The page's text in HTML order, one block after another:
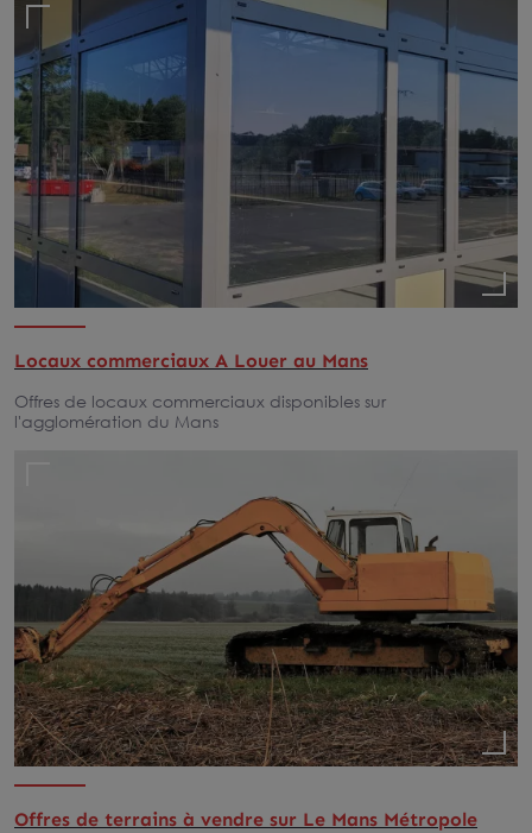
Locaux commerciaux A Louer au Mans
Offres de locaux commerciaux disponibles sur
l'agglomération du Mans
Offres de terrains à vendre sur Le Mans Métropole